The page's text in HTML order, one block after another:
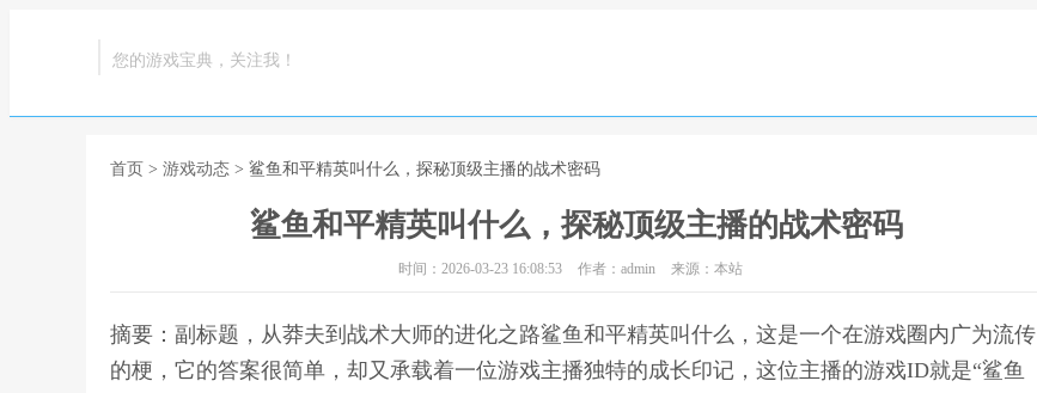
您的游戏宝典，关注我！
首页 > 游戏动态 > 鲨鱼和平精英叫什么，探秘顶级主播的战术密码
鲨鱼和平精英叫什么，探秘顶级主播的战术密码
时间：2026-03-23 16:08:53 作者：admin 来源：本站
摘要：副标题，从莽夫到战术大师的进化之路鲨鱼和平精英叫什么，这是一个在游戏圈内广为流传
的梗，它的答案很简单，却又承载着一位游戏主播独特的成长印记，这位主播的游戏ID就是“鲨鱼